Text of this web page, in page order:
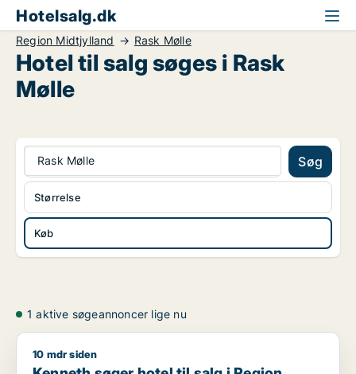
Hotelsalg.dk
Region Midtjylland Rask Mølle
Hotel til salg søges i Rask
Mølle
Rask Mølle Søg
Køb
Størrelse
1 aktive søgeannoncer lige nu
Kenneth søger hotel til salg i Region Sydjylland, Region
10 mdr siden